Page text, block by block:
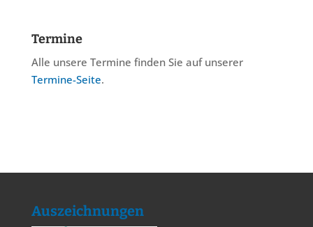
Termine
Alle unsere Termine finden Sie auf unserer
Termine-Seite.
Auszeichnungen